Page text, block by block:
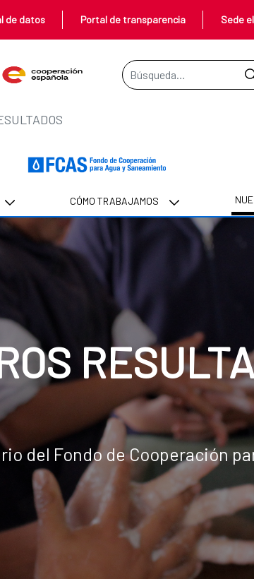
de datos Portal de transparencia Sede
Barra de búsqueda
CÓMO TRABAJAMOS
del Fondo de Cooperación